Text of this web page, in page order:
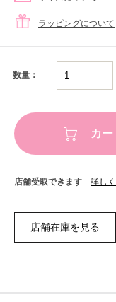
ラッピングについて
数量：
カ
店舗受取できます 詳し